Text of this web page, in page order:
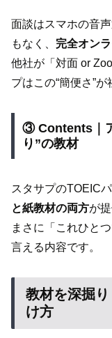
面談はスマホの音
もなく、 完全オン
他社が「対面 or
プはこの“簡便さ”
③ Contents｜
り”の教材
スタサプのTOEIC
と紙教材の両方が
まさに「これひと
言える内容です。
教材を深掘
け方